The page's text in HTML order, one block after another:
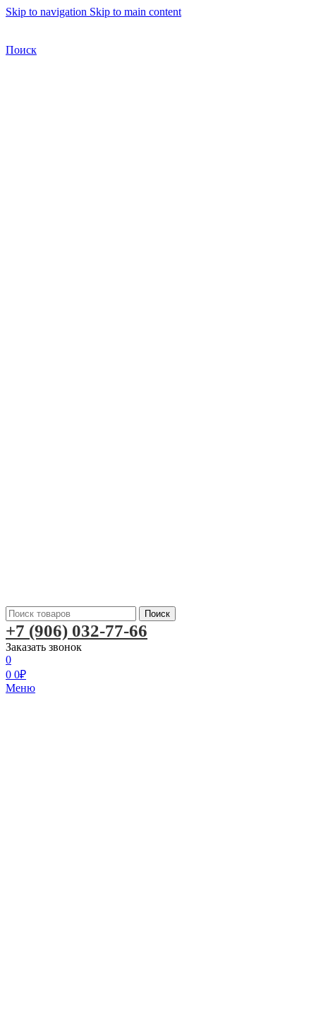
Skip to navigation Skip to main content
Поиск
Поиск
+7 (906) 032-77-66
Заказать звонок
0
0 0₽
Меню